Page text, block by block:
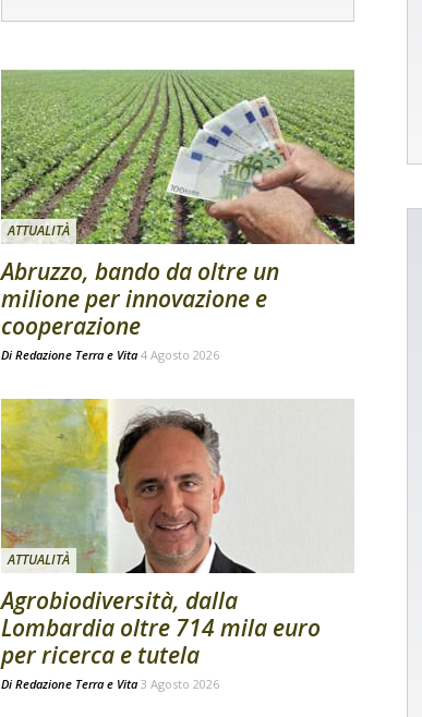
ATTUALITÀ
Abruzzo, bando da oltre un
milione per innovazione e
cooperazione
Di Redazione Terra e Vita 4 Agosto 2026
ATTUALITÀ
Agrobiodiversità, dalla
Lombardia oltre 714 mila euro
per ricerca e tutela
Di Redazione Terra e Vita 3 Agosto 2026